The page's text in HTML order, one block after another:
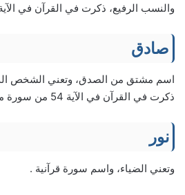
والنسب الرفيع، ذكرت في القرآن في الآية 27 من سورة
صادق
اسم مشتق من الصدق، وتعني الشخص
ذكرت في القرآن في الآية 54 من سورة مريم.
نور
وتعني الضياء، واسم سورة قرآنية .